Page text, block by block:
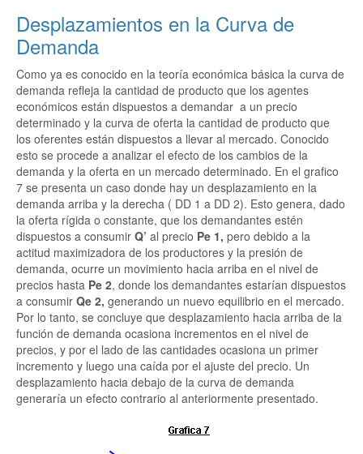
Desplazamientos en la Curva de
Demanda
Como ya es conocido en la teoría económica básica la curva de
demanda refleja la cantidad de producto que los agentes
económicos están dispuestos a demandar a un precio
determinado y la curva de oferta la cantidad de producto que
los oferentes están dispuestos a llevar al mercado. Conocido
esto se procede a analizar el efecto de los cambios de la
demanda y la oferta en un mercado determinado. En el grafico
7 se presenta un caso donde hay un desplazamiento en la
demanda arriba y la derecha ( DD 1 a DD 2). Esto genera, dado
la oferta rígida o constante, que los demandantes estén
dispuestos a consumir Q’ al precio Pe 1, pero debido a la
actitud maximizadora de los productores y la presión de
demanda, ocurre un movimiento hacia arriba en el nivel de
precios hasta Pe 2, donde los demandantes estarían dispuestos
a consumir Qe 2, generando un nuevo equilibrio en el mercado.
Por lo tanto, se concluye que desplazamiento hacia arriba de la
función de demanda ocasiona incrementos en el nivel de
precios, y por el lado de las cantidades ocasiona un primer
incremento y luego una caída por el ajuste del precio. Un
desplazamiento hacia debajo de la curva de demanda
generaría un efecto contrario al anteriormente presentado.